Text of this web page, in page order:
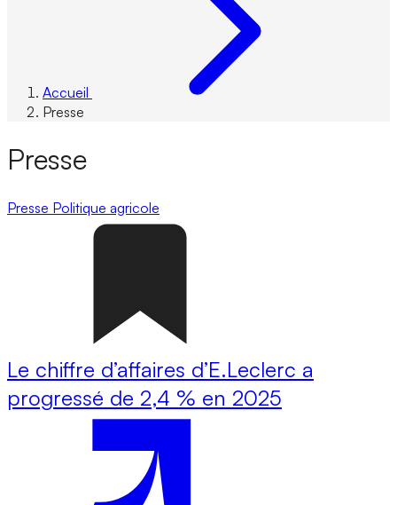
Accueil
Presse
Presse
Presse Politique agricole
Le chiffre d’affaires d’E.Leclerc a
progressé de 2,4 % en 2025